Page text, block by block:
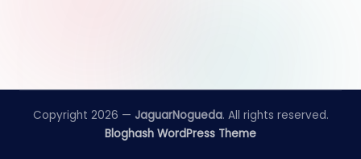
Copyright 2026 — JaguarNogueda. All rights reserved.
Bloghash WordPress Theme